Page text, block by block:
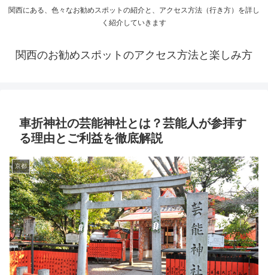
関西にある、色々なお勧めスポットの紹介と、アクセス方法（行き方）を詳し
く紹介していきます
関西のお勧めスポットのアクセス方法と楽しみ方
車折神社の芸能神社とは？芸能人が参拝す
る理由とご利益を徹底解説
京都